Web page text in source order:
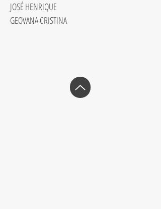
JOSÉ HENRIQUE
GEOVANA CRISTINA